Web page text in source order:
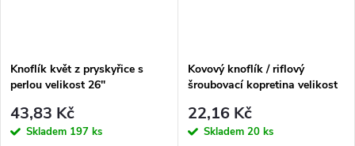
Knoflík květ z pryskyřice s
perlou velikost 26"
43,83 Kč
Skladem 197 ks
Kovový knoflík / riflový
šroubovací kopretina velikost
22,16 Kč
Skladem 20 ks